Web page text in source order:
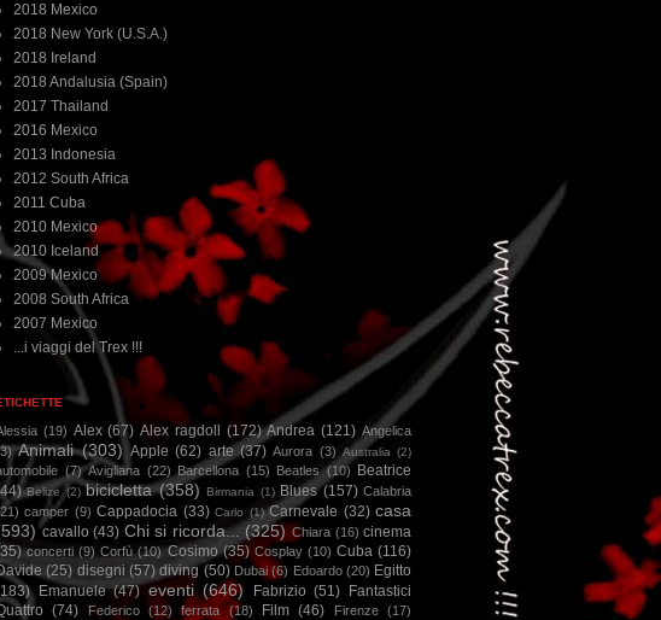
2018 Mexico
2018 New York (U.S.A.)
2018 Ireland
2018 Andalusia (Spain)
2017 Thailand
2016 Mexico
2013 Indonesia
2012 South Africa
2011 Cuba
2010 Mexico
2010 Iceland
2009 Mexico
2008 South Africa
2007 Mexico
...i viaggi del Trex !!!
(19) Alex (67) Alex ragdoll (172) Andrea (121) Angelica
Animali (303) Apple (62) arte (37) Aurora (3) Australia (2)
(7) Avigliana (22) Barcellona (15) Beatles (10)
Beatrice
Belize (2) bicicletta (358) Birmania (1) Blues (157) Calabria
camper (9) Cappadocia (33) Carlo (1) Carnevale (32) casa
cavallo (43) Chi si ricorda... (325) Chiara (16) cinema
concerti (9) Corfù (10) Cosimo (35) Cosplay (10) Cuba (116)
(25) disegni (57) diving (50) Dubai (6) Edoardo (20) Egitto
Emanuele (47) eventi (646) Fabrizio (51)
Fantastici
(74) Federico (12) ferrata (18) Film (46) Firenze (17)